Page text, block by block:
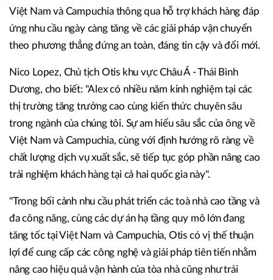
Việt Nam và Campuchia thông qua hỗ trợ khách hàng đáp
ứng nhu cầu ngày càng tăng về các giải pháp vận chuyển
theo phương thẳng đứng an toàn, đáng tin cậy và đổi mới.
Nico Lopez, Chủ tịch Otis khu vực Châu Á - Thái Bình
Dương, cho biết: "Alex có nhiều năm kinh nghiệm tại các
thị trường tăng trưởng cao cùng kiến thức chuyên sâu
trong ngành của chúng tôi. Sự am hiểu sâu sắc của ông về
Việt Nam và Campuchia, cùng với định hướng rõ ràng về
chất lượng dịch vụ xuất sắc, sẽ tiếp tục góp phần nâng cao
trải nghiệm khách hàng tại cả hai quốc gia này".
"Trong bối cảnh nhu cầu phát triển các toà nhà cao tầng và
đa công năng, cùng các dự án hạ tầng quy mô lớn đang
tăng tốc tại Việt Nam và Campuchia, Otis có vị thế thuận
lợi để cung cấp các công nghệ và giải pháp tiên tiến nhằm
nâng cao hiệu quả vận hành của tòa nhà cũng như trải